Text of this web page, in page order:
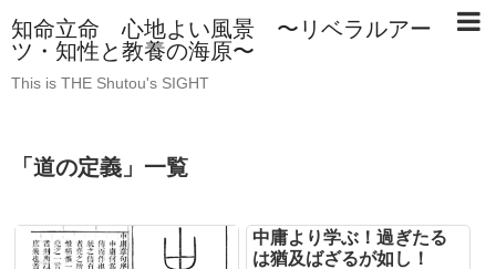
知命立命 心地よい風景 〜リベラルアー
ツ・知性と教養の海原〜
This is THE Shutou's SIGHT
「 道の定義 」 一覧
中庸より学ぶ！過ぎたる
は猶及ばざるが如し！